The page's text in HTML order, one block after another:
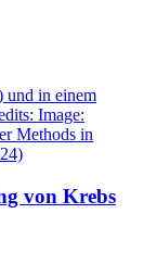
von Krebs